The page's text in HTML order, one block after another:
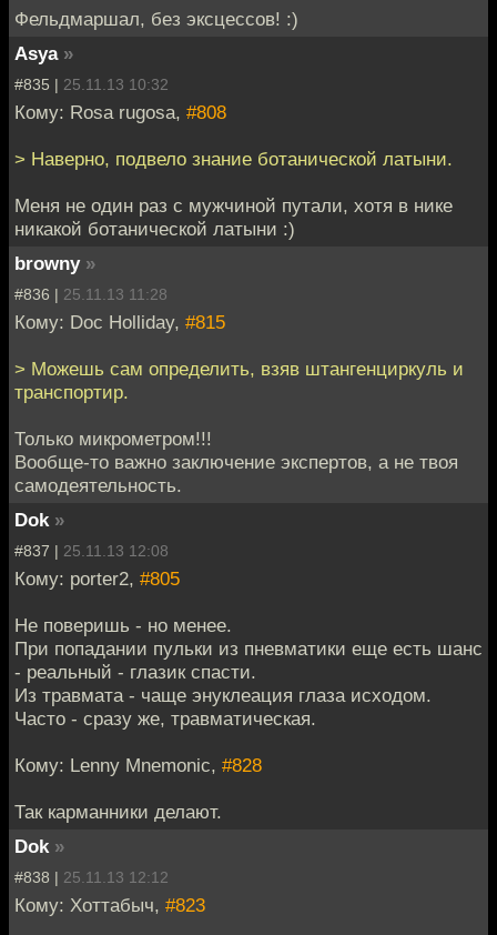
Фельдмаршал, без эксцессов! :)
Asya »
#835 | 25.11.13 10:32
Кому: Rosa rugosa, #808
> Наверно, подвело знание ботанической латыни.
Меня не один раз с мужчиной путали, хотя в нике
никакой ботанической латыни :)
browny »
#836 | 25.11.13 11:28
Кому: Doc Holliday, #815
> Можешь сам определить, взяв штангенциркуль и
транспортир.
Только микрометром!!!
Вообще-то важно заключение экспертов, а не твоя
самодеятельность.
Dok »
#837 | 25.11.13 12:08
Кому: porter2, #805
Не поверишь - но менее.
При попадании пульки из пневматики еще есть шанс
- реальный - глазик спасти.
Из травмата - чаще энуклеация глаза исходом.
Часто - сразу же, травматическая.
Кому: Lenny Mnemonic, #828
Так карманники делают.
Dok »
#838 | 25.11.13 12:12
Кому: Хоттабыч, #823